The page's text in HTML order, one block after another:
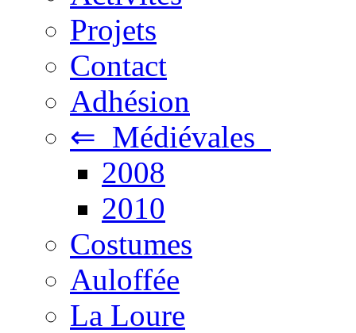
Projets
Contact
Adhésion
⇐ Médiévales
2008
2010
Costumes
Auloffée
La Loure